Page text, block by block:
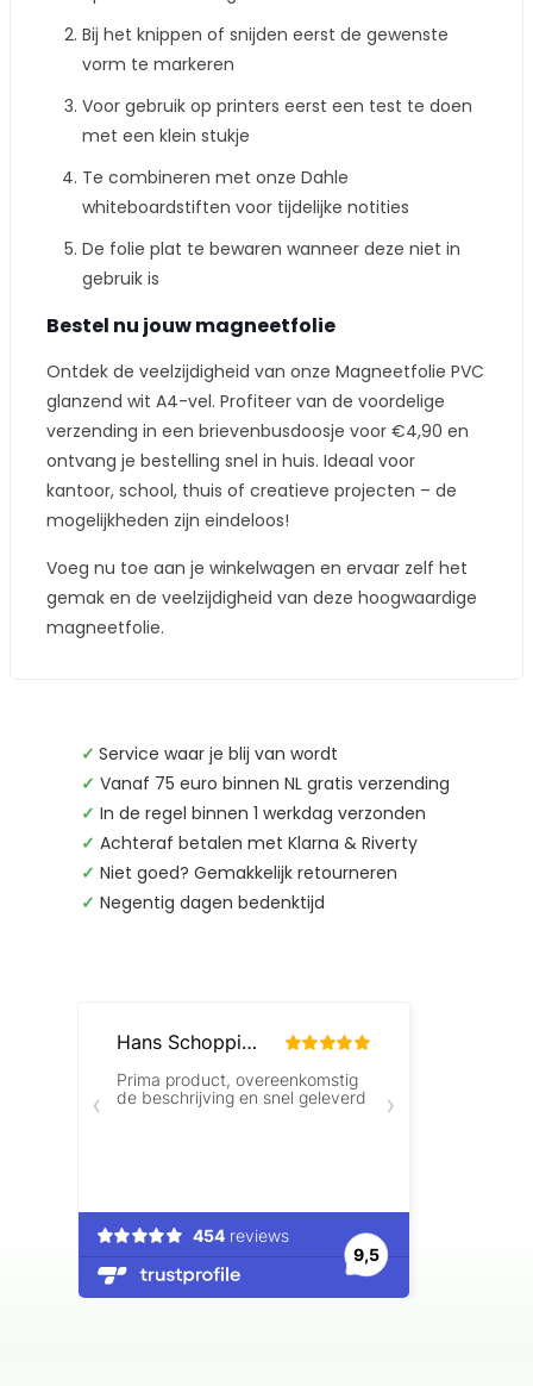
Bij het knippen of snijden eerst de gewenste
vorm te markeren
Voor gebruik op printers eerst een test te doen
met een klein stukje
Te combineren met onze Dahle
whiteboardstiften voor tijdelijke notities
De folie plat te bewaren wanneer deze niet in
gebruik is
Bestel nu jouw magneetfolie
Ontdek de veelzijdigheid van onze Magneetfolie PVC
glanzend wit A4-vel. Profiteer van de voordelige
verzending in een brievenbusdoosje voor €4,90 en
ontvang je bestelling snel in huis. Ideaal voor
kantoor, school, thuis of creatieve projecten – de
mogelijkheden zijn eindeloos!
Voeg nu toe aan je winkelwagen en ervaar zelf het
gemak en de veelzijdigheid van deze hoogwaardige
magneetfolie.
✓ Service waar je blij van wordt
✓ Vanaf 75 euro binnen NL gratis verzending
✓ In de regel binnen 1 werkdag verzonden
✓ Achteraf betalen met Klarna & Riverty
✓ Niet goed? Gemakkelijk retourneren
✓ Negentig dagen bedenktijd